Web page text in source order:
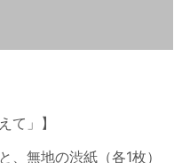
て」】
無地の渋紙（各1枚）